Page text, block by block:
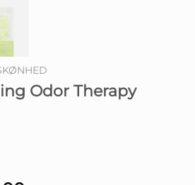
Odor Therapy